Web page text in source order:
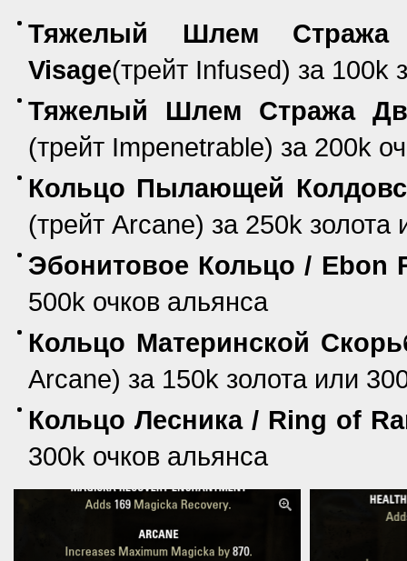
Тяжелый Шлем Стража
Visage(трейт Infused) за 100k
Тяжелый Шлем Стража
(трейт Impenetrable) за 200k
Кольцо Пылающей
(трейт Arcane) за 250k золота
Эбонитовое Кольцо / Ebon
500k очков альянса
Кольцо Материнской
Arcane) за 150k золота или
Кольцо Лесника / Ring of
300k очков альянса